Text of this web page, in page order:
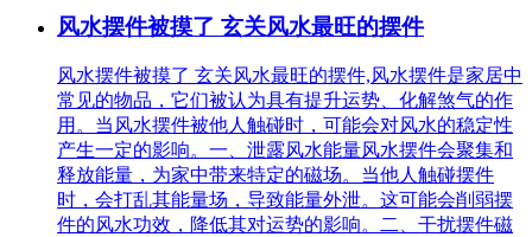
风水摆件被摸了 玄关风水最旺的摆件
风水摆件被摸了 玄关风水最旺的摆件,风水摆件是家居中
常见的物品，它们被认为具有提升运势、化解煞气的作
用。当风水摆件被他人触碰时，可能会对风水的稳定性
产生一定的影响。一、泄露风水能量风水摆件会聚集和
释放能量，为家中带来特定的磁场。当他人触碰摆件
时，会打乱其能量场，导致能量外泄。这可能会削弱摆
件的风水功效，降低其对运势的影响。二、干扰摆件磁